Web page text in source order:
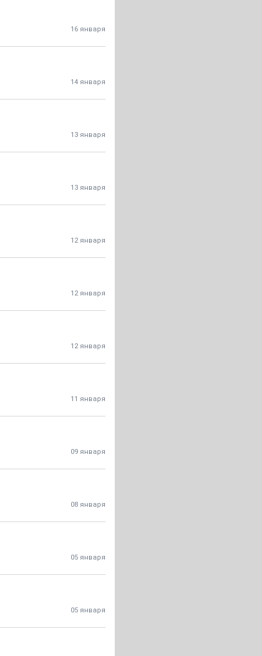
16 января
14 января
13 января
13 января
12 января
12 января
12 января
11 января
09 января
08 января
05 января
05 января